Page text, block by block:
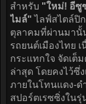
สำหรับ "ใหม่! อีซู
ไมล์" ไลฟ์สไตล์ปิ
ตุลาคมที่ผ่านมานั้
รถยนต์เมืองไทย
กระแทกใจ จัดเต็
ล่าสุด โดยคงไว้ซึ่
ภายในโทนแดง-ด
สปอร์ตเรซซิ่งในรุ่